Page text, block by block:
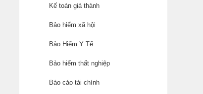
Kế toán giá thành
Bảo hiểm xã hội
Bảo Hiểm Y Tế
Bảo hiểm thất nghiệp
Báo cáo tài chính